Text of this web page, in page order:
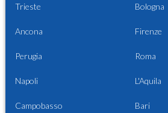
Trieste Bologna
Ancona Firenze
Perugia Roma
Napoli L'Aquila
Campobasso Bari